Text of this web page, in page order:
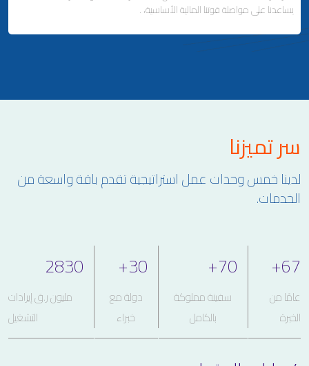
ملاحة لإصلاح وتصنيع السفن
إدارة السفن
يساعدنا على مواصلة قوتنا المالية الأساسية، .
الاستثمارات العقارية والمالية
التطوير العقاري وإدارة الممتلكات
علاقات المستثمرين
سر تميزنا
لدينا خمس وحدات عمل استراتيجية تقدم باقة واسعة من
الخدمات.
67
+
عامًا من
الخبرة
70
+
سفينة مملوكة
بالكامل
30
+
دولة مع
خبراء
2830
مليون ر.ق إيرادات
التشغيل